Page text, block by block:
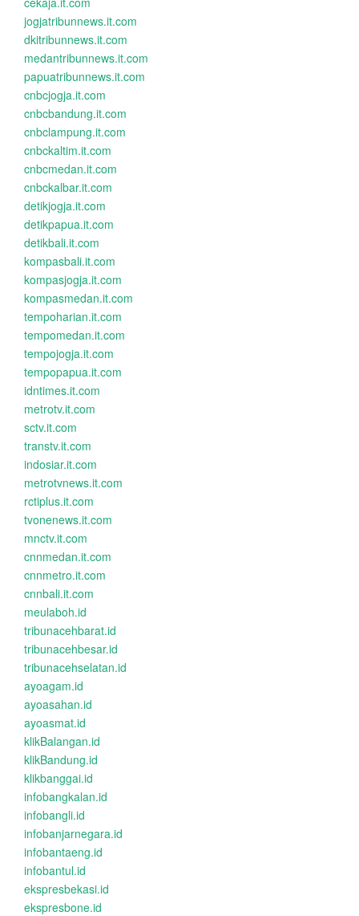
jogjatribunnews.it.com
dkitribunnews.it.com
medantribunnews.it.com
papuatribunnews.it.com
cnbcjogja.it.com
cnbcbandung.it.com
cnbclampung.it.com
cnbckaltim.it.com
cnbcmedan.it.com
cnbckalbar.it.com
detikjogja.it.com
detikpapua.it.com
detikbali.it.com
kompasbali.it.com
kompasjogja.it.com
kompasmedan.it.com
tempoharian.it.com
tempomedan.it.com
tempojogja.it.com
tempopapua.it.com
idntimes.it.com
metrotv.it.com
sctv.it.com
transtv.it.com
indosiar.it.com
metrotvnews.it.com
rctiplus.it.com
tvonenews.it.com
mnctv.it.com
cnnmedan.it.com
cnnmetro.it.com
cnnbali.it.com
meulaboh.id
tribunacehbarat.id
tribunacehbesar.id
tribunacehselatan.id
ayoagam.id
ayoasahan.id
ayoasmat.id
klikBalangan.id
klikBandung.id
klikbanggai.id
infobangkalan.id
infobangli.id
infobanjarnegara.id
infobantaeng.id
infobantul.id
ekspresbekasi.id
ekspresbone.id